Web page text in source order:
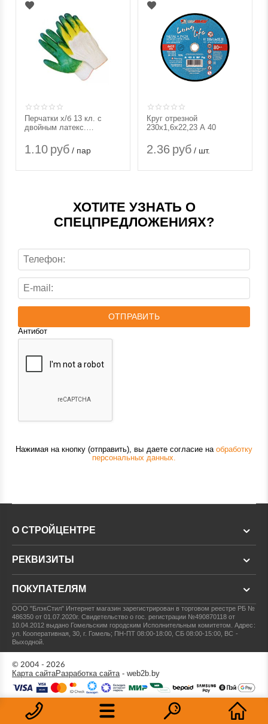
Перчатки х/б 13 кл. с
двойным латекс.
инд.упак.Берд
1.10 руб / пар
Круг отрезной
230х1,6х22,23 А 40
2.36 руб / шт.
ХОТИТЕ УЗНАТЬ О
СПЕЦПРЕДЛОЖЕНИЯХ?
ОТПРАВИТЬ
Антибот
Нажимая на кнопку (отправить), вы даете согласие на обработку
персональных данных.
О СТРОЙЦЕНТРЕ
РЕКВИЗИТЫ
ПОКУПАТЕЛЯМ
ООО "БлэкСтил" Интернет магазин зарегистрирован в торговом реестре РБ №
486350 от 01.07.2020г.Свидетельство о гос. регистрации №490870118 от
10.04.2012 выдано Гомельским городским Исполнительным комитетом.Адрес:
ул. Кооперативная, 30, г. Гомель; ПН-ПТ 08:00-18:00, СБ 08:00-15:00, ВС -
Выходной.
© 2004 - 2026
Карта сайтаРазработка сайта- web2b.by